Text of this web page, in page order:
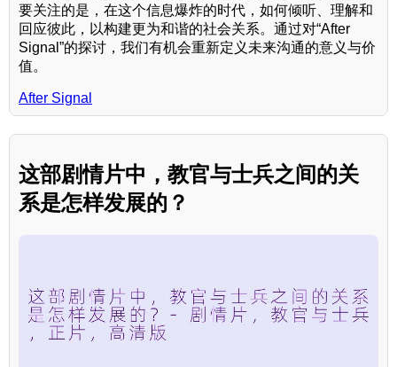
要关注的是，在这个信息爆炸的时代，如何倾听、理解和
回应彼此，以构建更为和谐的社会关系。通过对“After
Signal”的探讨，我们有机会重新定义未来沟通的意义与价
值。
After Signal
这部剧情片中，教官与士兵之间的关
系是怎样发展的？